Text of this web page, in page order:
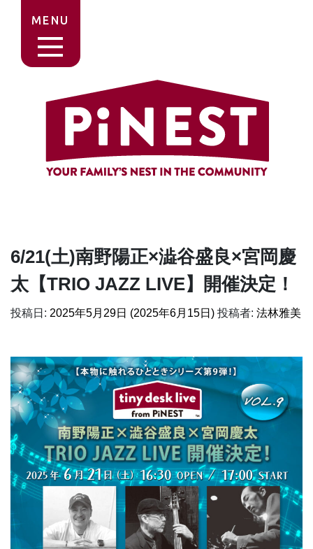
MENU
6/21(土)南野陽正×澁谷盛良×宮岡慶
太【TRIO JAZZ LIVE】開催決定！
投稿日: 2025年5月29日 (2025年6月15日) 投稿者: 法林雅美